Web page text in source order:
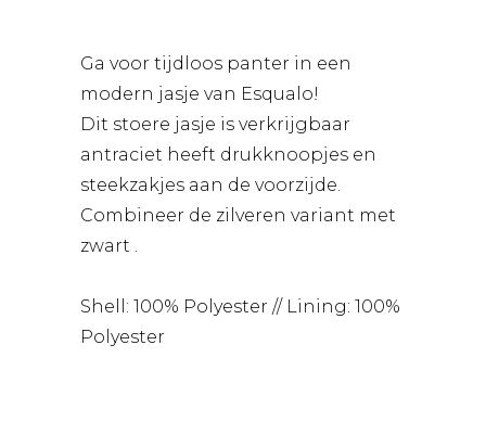
Ga voor tijdloos panter in een
modern jasje van Esqualo!
Dit stoere jasje is verkrijgbaar
antraciet heeft drukknoopjes en
steekzakjes aan de voorzijde.
Combineer de zilveren variant met
zwart .
Shell: 100% Polyester // Lining: 100%
Polyester